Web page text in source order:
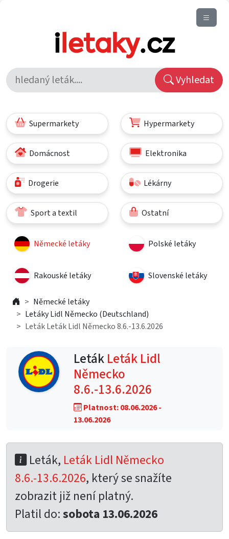
Vyhledat
Supermarkety Hypermarkety
Domácnost Elektronika
Drogerie Lékárny
Sport a textil Ostatní
Německé letáky Polské letáky
Rakouské letáky Slovenské letáky
Německé letáky
Letáky Lidl Německo (Deutschland)
Leták Leták Lidl Německo 8.6.-13.6.2026
LetákLeták Lidl
Německo
8.6.-13.6.2026
Platnost: 08.06.2026 -
13.06.2026
Leták, Leták Lidl Německo
8.6.-13.6.2026, který se snažíte
zobrazit již není platný.
Platil do:sobota 13.06.2026